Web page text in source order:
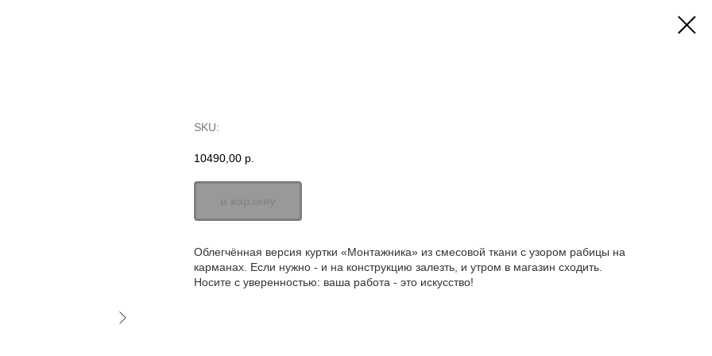
SKU:
10490,00 р.
Облегчённая версия куртки «Монтажника» из смесовой ткани с узором рабицы на
карманах. Если нужно - и на конструкцию залезть, и утром в магазин сходить.
Носите с уверенностью: ваша работа - это искусство!